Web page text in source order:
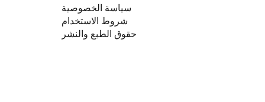
سياسة الخصوصية
شروط الاستخدام
حقوق الطبع والنشر